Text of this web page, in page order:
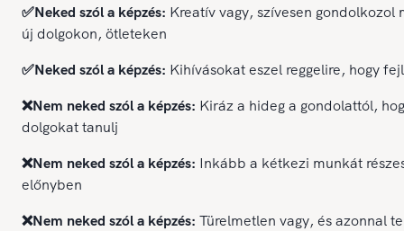
✅Neked szól a képzés: Kreatív vagy, szívesen gondolkozol
új dolgokon, ötleteken
✅Neked szól a képzés: Kihívásokat eszel reggelire, hogy
❌Nem neked szól a képzés: Kiráz a hideg a gondolattól,
dolgokat tanulj
❌Nem neked szól a képzés: Inkább a kétkezi munkát
előnyben
❌Nem neked szól a képzés: Türelmetlen vagy, és azonnal te